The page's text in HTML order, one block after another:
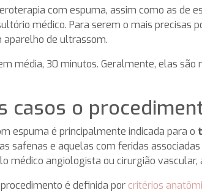
com espuma, assim como as de
médico. Para serem o mais precisas
de ultrassom.
média, 30 minutos. Geralmente, elas
casos o
espuma é principalmente indicada para o
safenas e aquelas com feridas
médico angiologista ou cirurgião vascular,
é definida por critérios